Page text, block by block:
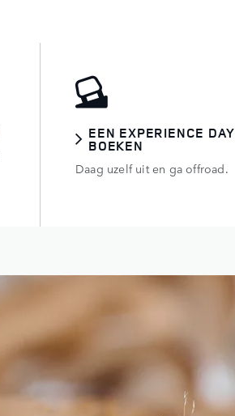
EEN EXPERIENCE DAY
BOEKEN
Daag uzelf uit en ga offroad.